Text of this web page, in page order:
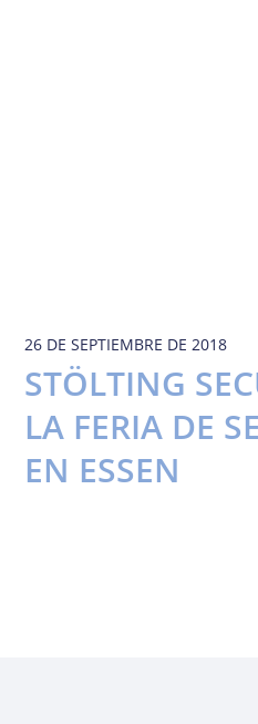
26 DE SEPTIEMBRE DE 2018
STÖLTING
LA FERIA DE
EN ESSEN